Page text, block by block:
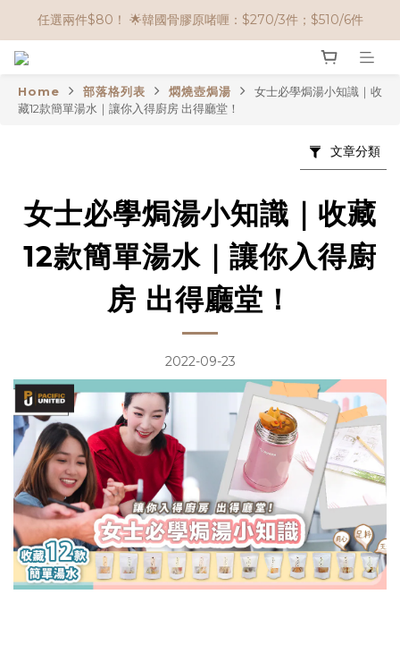
🌟購物滿 HK$650享95折； HK$950享9折；HK$1500享85折
任選兩件$80！ 🌟韓國骨膠原啫喱：$270/3件；$510/6件
🌟購物滿 HK$650享95折； HK$950享9折；HK$1500享85折
Home 部落格列表 燜燒壺焗湯
女士必學焗湯小知識｜收
藏12款簡單湯水｜讓你入得廚房 出得廳堂！
文章分類
女士必學焗湯小知識｜收藏
12款簡單湯水｜讓你入得廚
房 出得廳堂！
2022-09-23